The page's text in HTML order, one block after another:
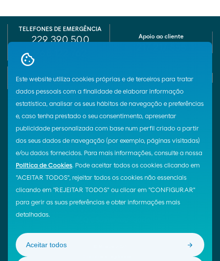
Este website utiliza cookies próprias e de terceiros para tratar
dados pessoais com a finalidade de elaborar informação
estatística, analisar os seus hábitos de navegação e preferências
e, caso tenha prestado o seu consentimento, apresentar
publicidade personalizada com base num perfil criado a partir
dos seus dados de navegação (por exemplo, páginas visitadas)
e/ou dados fornecidos. Para mais informações, consulte a nossa
Política de Cookies. Pode aceitar todos os cookies clicando em
"ACEITAR TODOS", rejeitar todos os cookies não essenciais
clicando em "REJEITAR TODOS" ou clicar em "CONFIGURAR"
para gerir as suas preferências e obter informações mais
detalhadas.
Aceitar todos
TELEFONES DE EMERGÊNCIA
229 390 500
Chat
Apoio ao cliente
Links de interesse
Fichas de dados de Segurança (FDS)
Prevenção de Acidentes Graves
As nossas apps
Siga-nos!